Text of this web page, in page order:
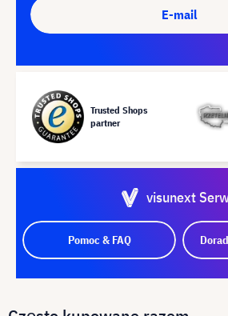
E-mail
Trusted Shops
partner
visunext
Pomoc & FAQ